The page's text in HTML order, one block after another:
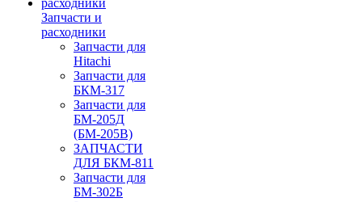
Запчасти и
расходники
Запчасти для
Hitachi
Запчасти для
БКМ-317
Запчасти для
БМ-205Д
(БМ-205В)
ЗАПЧАСТИ
ДЛЯ БКМ-811
Запчасти для
БМ-302Б